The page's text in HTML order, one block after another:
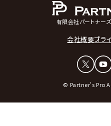
有限会社パートナー
会社概要プラ
© Partner's Pro